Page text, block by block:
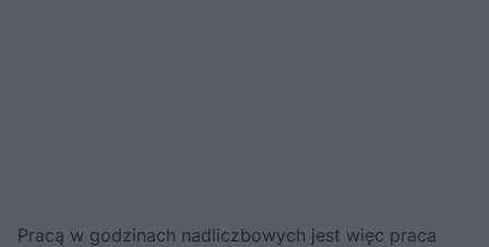
Pracą w godzinach nadliczbowych jest więc praca